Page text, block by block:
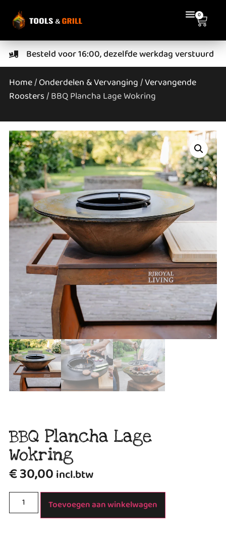
0
Besteld voor 16:00, dezelfde werkdag verstuurd
Home/Onderdelen & Vervanging/Vervangende
Roosters/ BBQ Plancha Lage Wokring
BBQ Plancha Lage
Wokring
€30,00 incl.btw
Toevoegen aan winkelwagen